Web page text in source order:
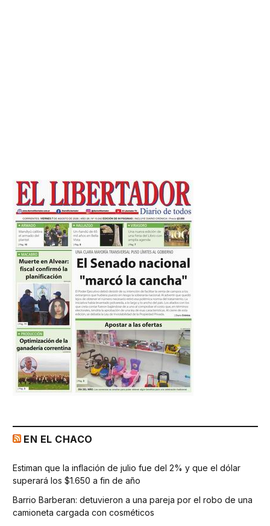
EN EL CHACO
Estiman que la inflación de julio fue del 2% y que el dólar
superará los $1.650 a fin de año
Barrio Barberan: detuvieron a una pareja por el robo de una
camioneta cargada con cosméticos